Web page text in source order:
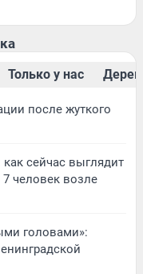
Только у нас
после жуткого
сейчас выглядит
7 человек возле
головами»: